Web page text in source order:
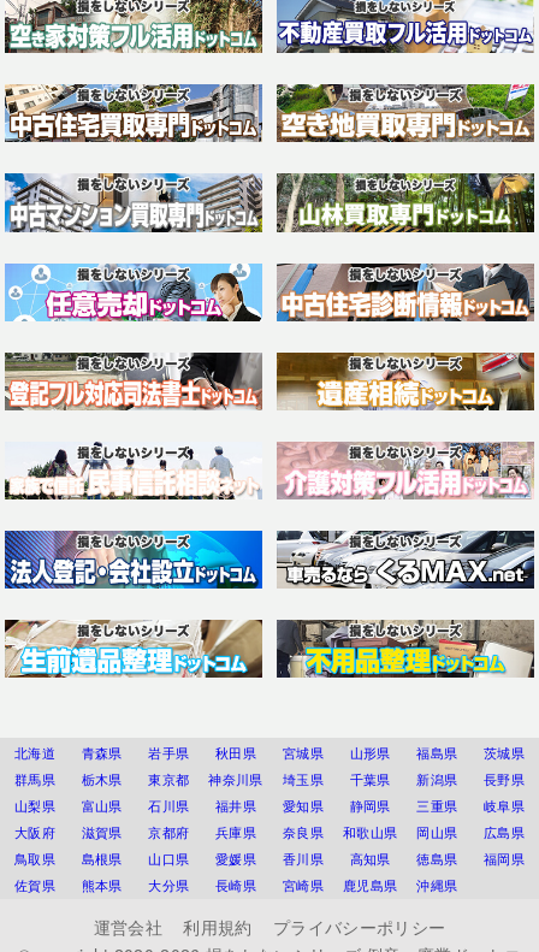
北海道 青森県 岩手県 秋田県 宮城県 山形県 福島県
茨城県
群馬県
栃木県 東京都 神奈川県 埼玉県 千葉県 新潟県
長野県
山梨県
富山県 石川県 福井県 愛知県 静岡県 三重県
岐阜県
大阪府
滋賀県 京都府 兵庫県 奈良県 和歌山県 岡山県
広島県
鳥取県
島根県 山口県 愛媛県 香川県 高知県 徳島県
福岡県
佐賀県
熊本県 大分県 長崎県 宮崎県 鹿児島県 沖縄県
運営会社 利用規約
プライバシーポリシー